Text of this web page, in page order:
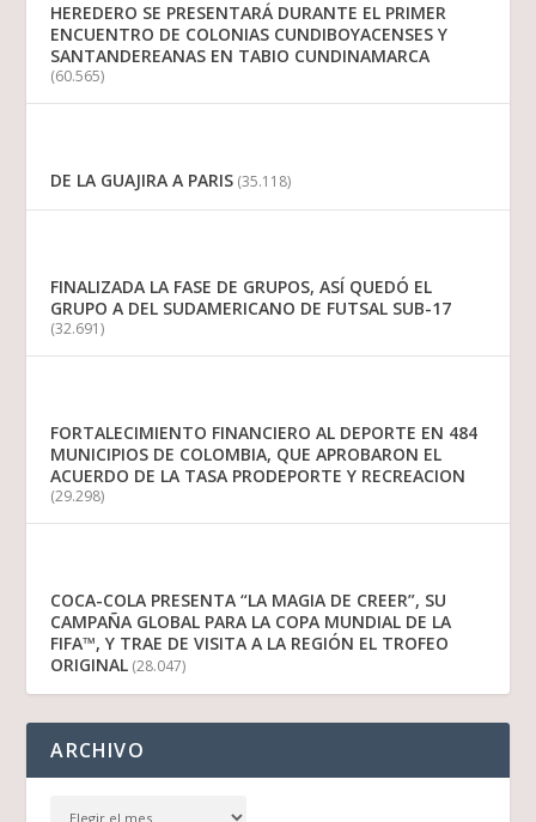
HEREDERO SE PRESENTARÁ DURANTE EL PRIMER
ENCUENTRO DE COLONIAS CUNDIBOYACENSES Y
SANTANDEREANAS EN TABIO CUNDINAMARCA
(60.565)
DE LA GUAJIRA A PARIS (35.118)
FINALIZADA LA FASE DE GRUPOS, ASÍ QUEDÓ EL
GRUPO A DEL SUDAMERICANO DE FUTSAL SUB-17
(32.691)
FORTALECIMIENTO FINANCIERO AL DEPORTE EN 484
MUNICIPIOS DE COLOMBIA, QUE APROBARON EL
ACUERDO DE LA TASA PRODEPORTE Y RECREACION
(29.298)
COCA-COLA PRESENTA “LA MAGIA DE CREER”, SU
CAMPAÑA GLOBAL PARA LA COPA MUNDIAL DE LA
FIFA™, Y TRAE DE VISITA A LA REGIÓN EL TROFEO
ORIGINAL (28.047)
ARCHIVO